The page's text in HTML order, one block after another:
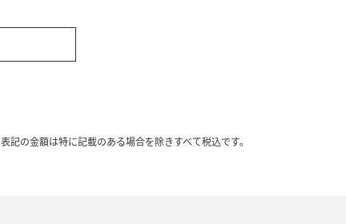
表記の金額は特に記載のある場合を除きすべて税込です。